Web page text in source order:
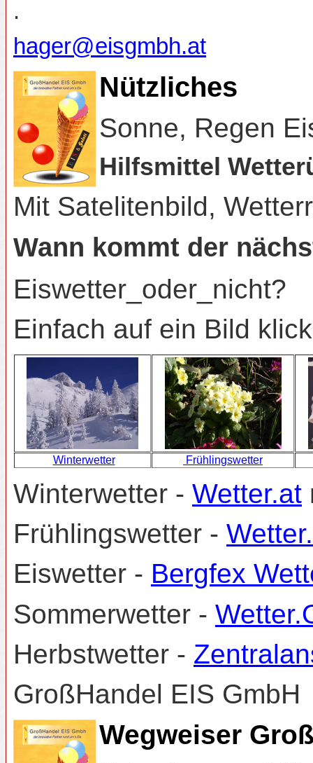
.
hager@eisgmbh.at
Nützliches
Sonne, Regen
Hilfsmittel
Mit Satelitenbild,
Wann kommt der
Eiswetter_oder_nicht?
Einfach auf ein Bild
Winterwetter Frühlingswetter
Winterwetter - Wetter.at
Frühlingswetter -
Eiswetter - Bergfex
Sommerwetter -
Herbstwetter -
GroßHandel EIS GmbH
Wegweiser